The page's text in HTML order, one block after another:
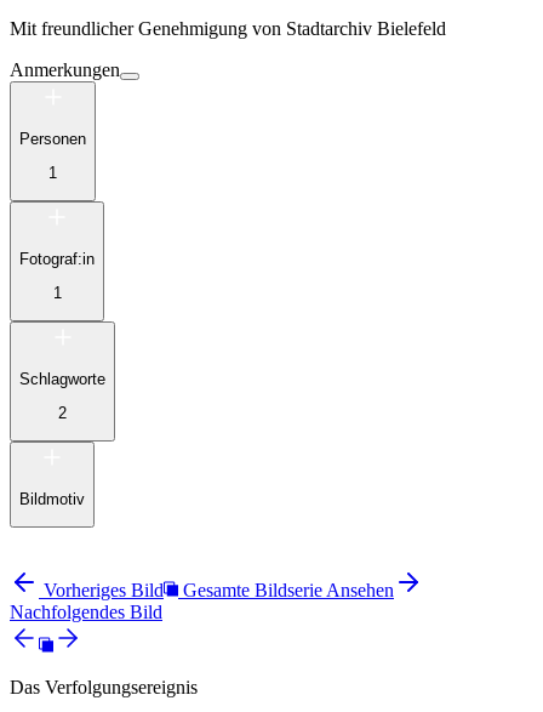
Mit freundlicher Genehmigung von Stadtarchiv Bielefeld
Anmerkungen
Personen
1
Fotograf:in
1
Schlagworte
2
Bildmotiv
Vorheriges Bild
Gesamte Bildserie Ansehen
Nachfolgendes Bild
Das Verfolgungsereignis